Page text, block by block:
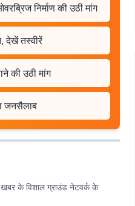
निर्माण की उठी मांग
देखें तस्वीरें
की उठी मांग
जनसैलाब
के विशाल ग्राउंड नेटवर्क के